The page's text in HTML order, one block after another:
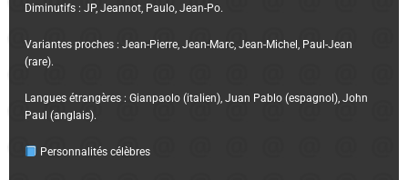
Diminutifs : JP, Jeannot, Paulo, Jean-Po.
Variantes proches : Jean-Pierre, Jean-Marc, Jean-Michel, Paul-Jean
(rare).
Langues étrangères : Gianpaolo (italien), Juan Pablo (espagnol), John
Paul (anglais).
Personnalités célèbres